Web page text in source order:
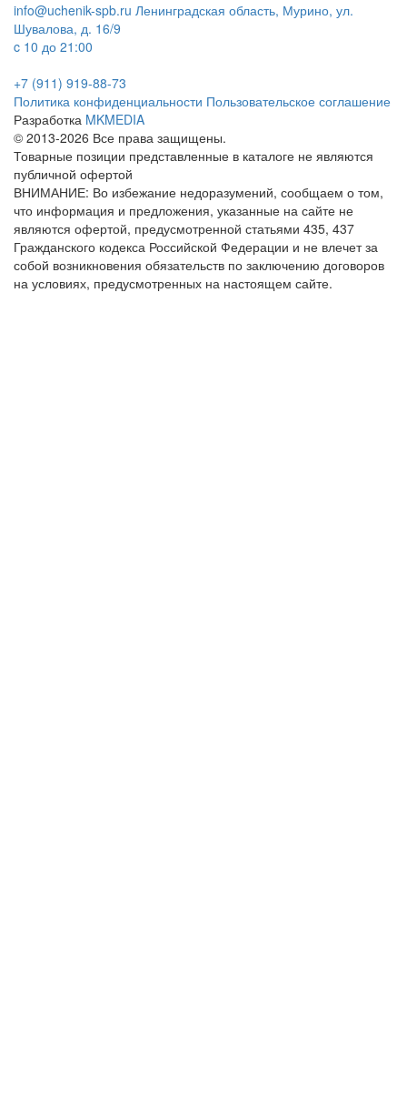
info@uchenik-spb.ru Ленинградская область, Мурино, ул.
Шувалова, д. 16/9
c 10 до 21:00
+7 (911) 919-88-73
Политика конфиденциальности Пользовательское соглашение
Разработка MKMEDIA
© 2013-2026 Все права защищены.
Товарные позиции представленные в каталоге не являются
публичной офертой
ВНИМАНИЕ: Во избежание недоразумений, сообщаем о том,
что информация и предложения, указанные на сайте не
являются офертой, предусмотренной статьями 435, 437
Гражданского кодекса Российской Федерации и не влечет за
собой возникновения обязательств по заключению договоров
на условиях, предусмотренных на настоящем сайте.